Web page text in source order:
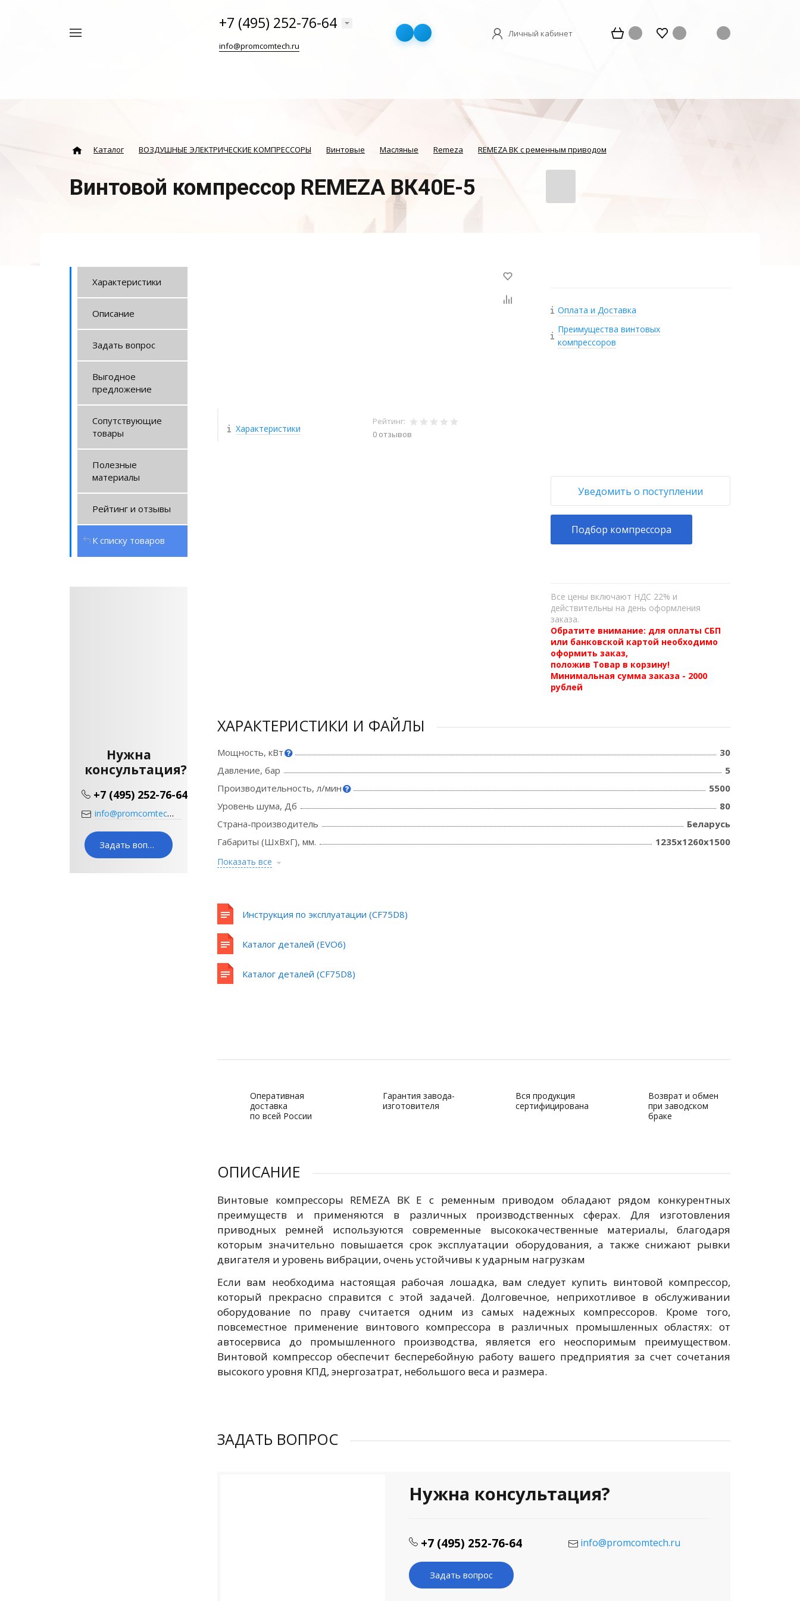
+7 (495) 252-76-64
info@promcomtech.ru
Личный кабинет
Каталог ВОЗДУШНЫЕ ЭЛЕКТРИЧЕСКИЕ КОМПРЕССОРЫ Винтовые Масляные Remeza REMEZA ВК с ременным приводом
Винтовой компрессор REMEZA ВК40Е-5
Характеристики
Описание
Задать вопрос
Выгодное
предложение
Сопутствующие
товары
Полезные
материалы
Рейтинг и отзывы
К списку товаров
Нужна
консультация?
+7 (495) 252-76-64
info@promcomtech.ru
Задать вопрос
Характеристики
Рейтинг:
0 отзывов
Оплата и Доставка
Преимущества винтовых
компрессоров
Уведомить о поступлении
Подбор компрессора
Все цены включают НДС 22% и
действительны на день оформления
заказа.
Обратите внимание: для оплаты СБП
или банковской картой необходимо
оформить заказ,
положив Товар в корзину!
Минимальная сумма заказа - 2000
рублей
ХАРАКТЕРИСТИКИ И ФАЙЛЫ
Мощность, кВт
30
Давление, бар
5
Производительность, л/мин
5500
Уровень шума, Дб
80
Страна-производитель
Беларусь
Габариты (ШхВхГ), мм.
1235х1260х1500
Показать все
Инструкция по эксплуатации (CF75D8)
Каталог деталей (EVO6)
Каталог деталей (CF75D8)
Оперативная
доставка
по всей России
Гарантия завода-
изготовителя
Вся продукция
сертифицирована
Возврат и обмен
при заводском
браке
ОПИСАНИЕ
Винтовые компрессоры REMEZA ВК Е с ременным приводом обладают рядом конкурентных
преимуществ и применяются в различных производственных сферах. Для изготовления
приводных ремней используются современные высококачественные материалы, благодаря
которым значительно повышается срок эксплуатации оборудования, а также снижают рывки
двигателя и уровень вибрации, очень устойчивы к ударным нагрузкам
Если вам необходима настоящая рабочая лошадка, вам следует купить винтовой компрессор,
который прекрасно справится с этой задачей. Долговечное, неприхотливое в обслуживании
оборудование по праву считается одним из самых надежных компрессоров. Кроме того,
повсеместное применение винтового компрессора в различных промышленных областях: от
автосервиса до промышленного производства, является его неоспоримым преимуществом.
Винтовой компрессор обеспечит бесперебойную работу вашего предприятия за счет сочетания
высокого уровня КПД, энергозатрат, небольшого веса и размера.
ЗАДАТЬ ВОПРОС
Нужна консультация?
+7 (495) 252-76-64 info@promcomtech.ru
Задать вопрос